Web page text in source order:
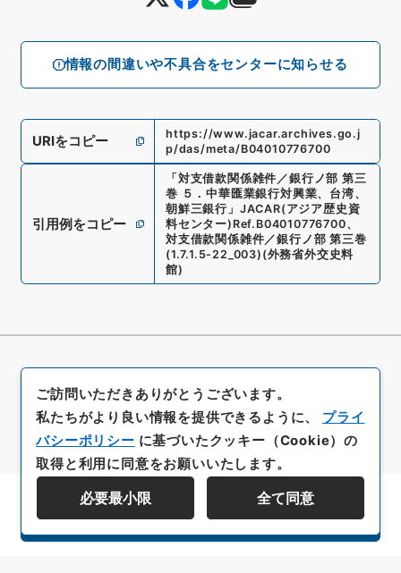
情報の間違いや不具合をセンターに知らせる
URIをコピー
https://www.jacar.archives.go.j
p/das/meta/B04010776700
引用例をコピー
「 対支借款関係雑件／銀行ノ部 第三
巻 ５．中華匯業銀行対興業、台湾、
朝鮮三銀行 」 JACAR(アジア歴史資
料センター) Ref. B04010776700、
対支借款関係雑件／銀行ノ部 第三巻
(1.7.1.5-22_003) (外務省外交史料
館)
資料群階層を表示する
ご訪問いただきありがとうございます。
私たちがより良い情報を提供できるように、 プライ
バシーポリシー に基づいたクッキー（Cookie）の
取得と利用に同意をお願いいたします。
必要最小限 全て同意